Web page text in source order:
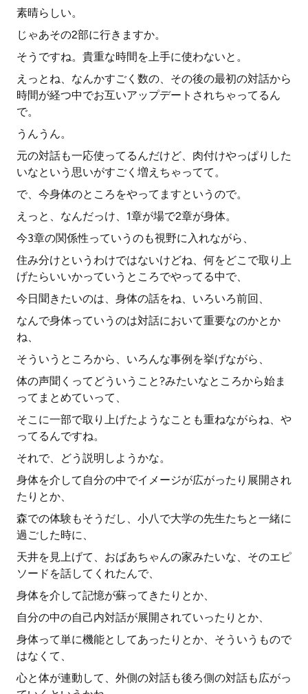
素晴らしい。
じゃあその2部に行きますか。
そうですね。貴重な時間を上手に使わないと。
えっとね、なんかすごく数の、その後の最初の対話から
時間が経つ中でお互いアップデートされちゃってるん
で。
うんうん。
元の対話も一応使ってるんだけど、肉付けやっぱりした
いなという思いがすごく増えちゃってて。
で、今身体のところをやってますというので。
えっと、なんだっけ、1章が場で2章が身体。
今3章の関係性っていうのも視野に入れながら、
住み分けというわけではないけどね、何をどこで取り上
げたらいいかっていうところでやってる中で、
今日聞きたいのは、身体の話をね、いろいろ前回、
なんで身体っていうのは対話において重要なのかとか
ね、
そういうところから、いろんな事例を挙げながら、
体の声聞くってどういうこと?みたいなところから始ま
ってまとめていって、
そこに一部で取り上げたようなことも重ねながらね、や
ってるんですね。
それで、どう説明しようかな。
身体を介して自分の中でイメージが広がったり展開され
たりとか、
森での体験もそうだし、小八で大学の先生たちと一緒に
過ごした時に、
天井を見上げて、おばあちゃんの家みたいな、そのエピ
ソードを話してくれたんで、
身体を介して記憶が蘇ってきたりとか、
自分の中の自己内対話が展開されていったりとか、
身体って単に機能としてあったりとか、そういうもので
はなくて、
心と体が連動して、外側の対話も後ろ側の対話も広がっ